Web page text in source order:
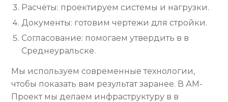
Расчёты: проектируем системы и нагрузки.
Документы: готовим чертежи для стройки.
Согласование: помогаем утвердить в в
Среднеуральске.
Мы используем современные технологии,
чтобы показать вам результат заранее. В АМ-
Проект мы делаем инфраструктуру в в